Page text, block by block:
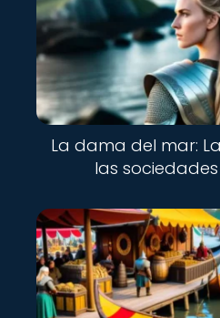
La dama del mar:
las